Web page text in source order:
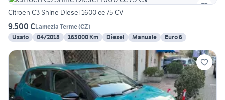
Citroen C3 Shine Diesel 1600 cc 75 CV
9.500 €Lamezia Terme(CZ)
Usato
04/2018 163000 Km Diesel Manuale Euro 6